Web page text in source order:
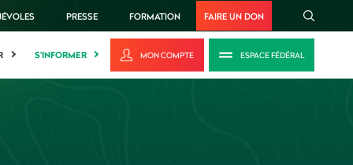
PRESSE FORMATION FAIRE UN DON
S'INFORMER MON COMPTE ESPACE FÉDÉRAL